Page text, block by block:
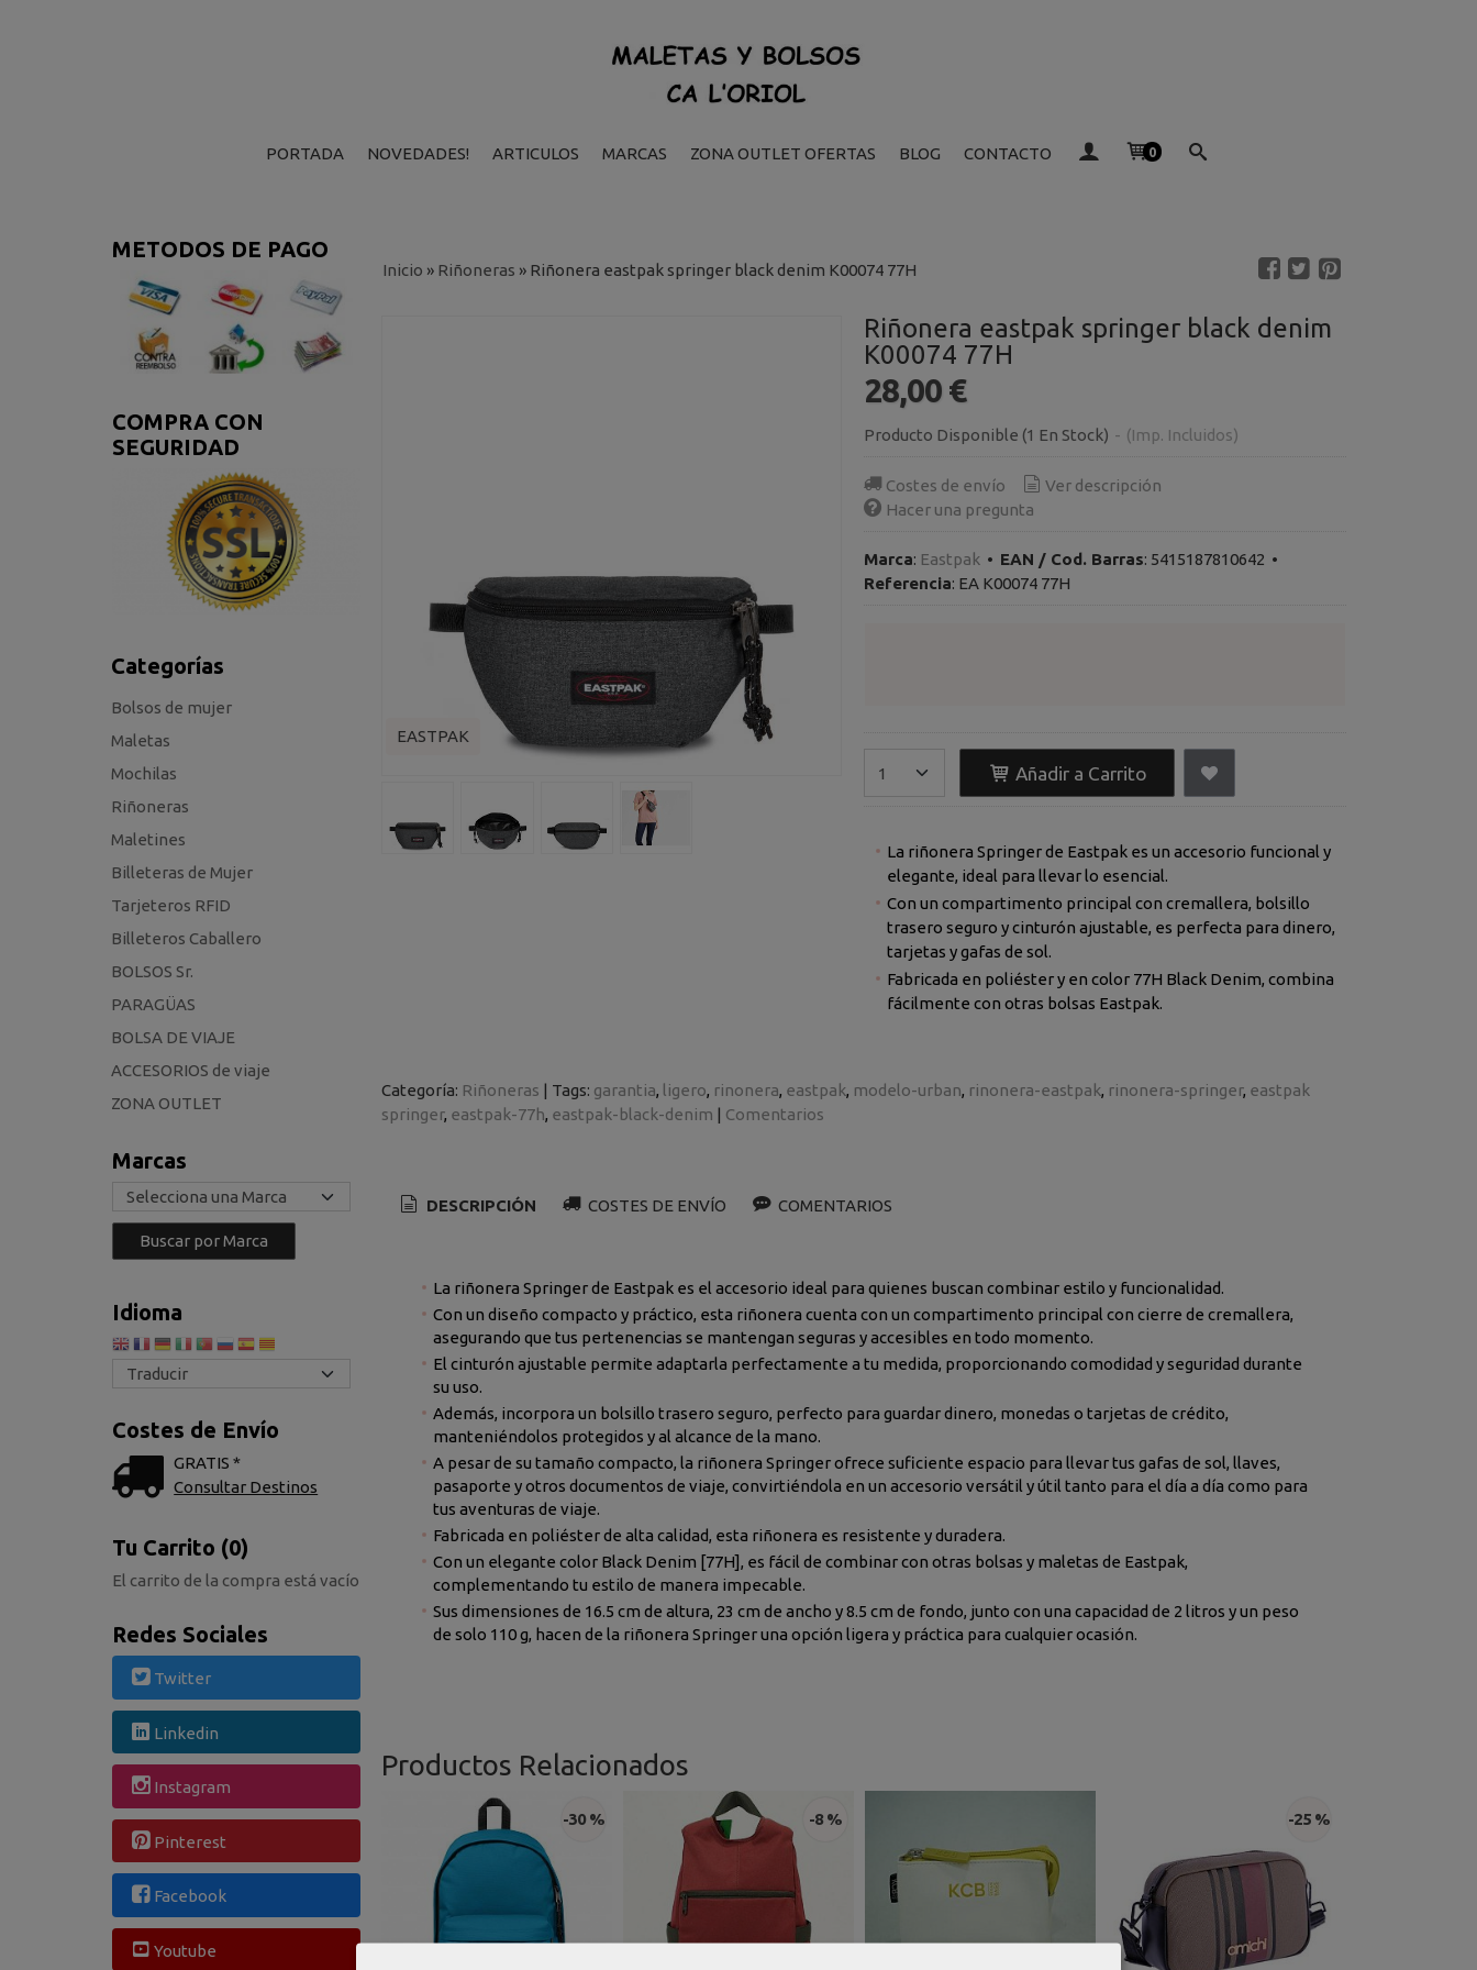
PORTADA NOVEDADES! ARTICULOS MARCAS ZONA OUTLET OFERTAS BLOG CONTACTO 0
METODOS DE PAGO
COMPRA CON
SEGURIDAD
Categorías
Bolsos de mujer
Maletas
Mochilas
Riñoneras
Maletines
Billeteras de Mujer
Tarjeteros RFID
Billeteros Caballero
BOLSOS Sr.
PARAGÜAS
BOLSA DE VIAJE
ACCESORIOS de viaje
ZONA OUTLET
Marcas
Idioma
Costes de Envío
GRATIS *
Consultar Destinos
Tu Carrito (0)
El carrito de la compra está vacío
Redes Sociales
Twitter
Linkedin
Instagram
Pinterest
Facebook
Youtube
Inicio » Riñoneras » Riñonera eastpak springer black denim K00074 77H
EASTPAK
Riñonera eastpak springer black denim
K00074 77H
28,00 €
Producto Disponible (1 En Stock) - (Imp. Incluidos)
Costes de envío
Ver descripción
Hacer una pregunta
Marca: Eastpak • EAN / Cod. Barras: 5415187810642 •
Referencia: EA K00074 77H
Añadir a Carrito
La riñonera Springer de Eastpak es un accesorio funcional y
elegante, ideal para llevar lo esencial.
Con un compartimento principal con cremallera, bolsillo
trasero seguro y cinturón ajustable, es perfecta para dinero,
tarjetas y gafas de sol.
Fabricada en poliéster y en color 77H Black Denim, combina
fácilmente con otras bolsas Eastpak.
Categoría: Riñoneras | Tags: garantia ligero rinonera eastpak modelo-urban rinonera-eastpak rinonera-springer eastpak
springer eastpak-77h eastpak-black-denim | Comentarios
DESCRIPCIÓN COSTES DE ENVÍO COMENTARIOS
La riñonera Springer de Eastpak es el accesorio ideal para quienes buscan combinar estilo y funcionalidad.
Con un diseño compacto y práctico, esta riñonera cuenta con un compartimento principal con cierre de cremallera,
asegurando que tus pertenencias se mantengan seguras y accesibles en todo momento.
El cinturón ajustable permite adaptarla perfectamente a tu medida, proporcionando comodidad y seguridad durante
su uso.
Además, incorpora un bolsillo trasero seguro, perfecto para guardar dinero, monedas o tarjetas de crédito,
manteniéndolos protegidos y al alcance de la mano.
A pesar de su tamaño compacto, la riñonera Springer ofrece suficiente espacio para llevar tus gafas de sol, llaves,
pasaporte y otros documentos de viaje, convirtiéndola en un accesorio versátil y útil tanto para el día a día como para
tus aventuras de viaje.
Fabricada en poliéster de alta calidad, esta riñonera es resistente y duradera.
Con un elegante color Black Denim [77H], es fácil de combinar con otras bolsas y maletas de Eastpak,
complementando tu estilo de manera impecable.
Sus dimensiones de 16.5 cm de altura, 23 cm de ancho y 8.5 cm de fondo, junto con una capacidad de 2 litros y un peso
de solo 110 g, hacen de la riñonera Springer una opción ligera y práctica para cualquier ocasión.
Productos Relacionados
-30 % -8 % -25 %